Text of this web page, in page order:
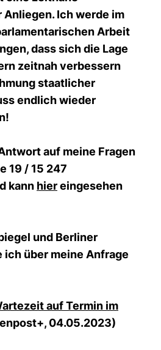
Ich werde im
Arbeit
dass sich die Lage
zeitnah verbessern
staatlicher
endlich wieder
auf meine Fragen
19 / 15 247
kann hiereingesehen
und Berliner
ich über meine Anfrage
auf Termin im
04.05.2023)